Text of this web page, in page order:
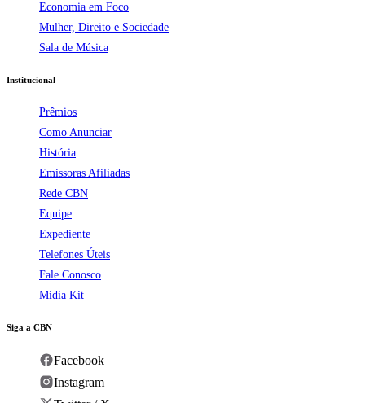
Economia em Foco
Mulher, Direito e Sociedade
Sala de Música
Institucional
Prêmios
Como Anunciar
História
Emissoras Afiliadas
Rede CBN
Equipe
Expediente
Telefones Úteis
Fale Conosco
Mídia Kit
Siga a CBN
Facebook
Instagram